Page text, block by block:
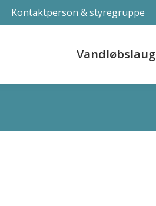
Kontaktperson & styregruppe
Vandløbslaug
Vandløbslaug